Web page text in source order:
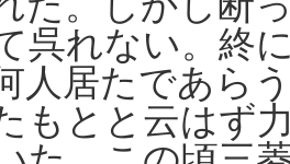
呉れない。終
人居たであら
もとと云はず